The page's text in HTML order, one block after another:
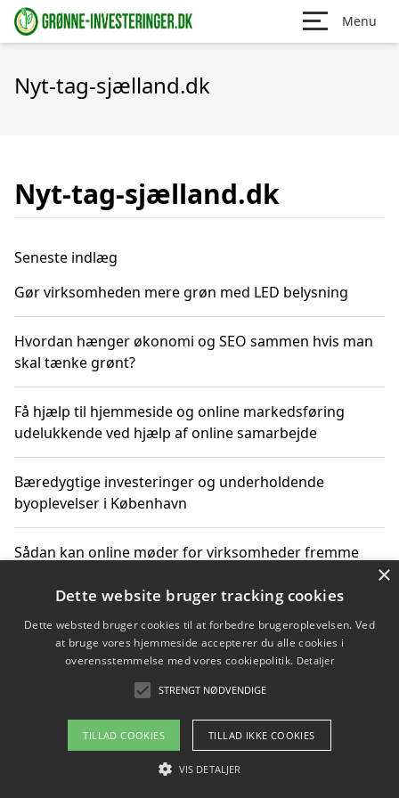
Menu
Nyt-tag-sjælland.dk
Nyt-tag-sjælland.dk
Seneste indlæg
Gør virksomheden mere grøn med LED belysning
Hvordan hænger økonomi og SEO sammen hvis man
skal tænke grønt?
Få hjælp til hjemmeside og online markedsføring
udelukkende ved hjælp af online samarbejde
Bæredygtige investeringer og underholdende
byoplevelser i København
Sådan kan online møder for virksomheder fremme
Copyright 2026 - Pilanto Aps
Om / kontakt
×
Dette website bruger tracking cookies
Dette websted bruger cookies til at forbedre brugeroplevelsen. Ved
at bruge vores hjemmeside accepterer du alle cookies i
overensstemmelse med vores cookiepolitik. Detaljer
STRENGT NØDVENDIGE
TILLAD COOKIES TILLAD IKKE COOKIES
VIS DETALJER